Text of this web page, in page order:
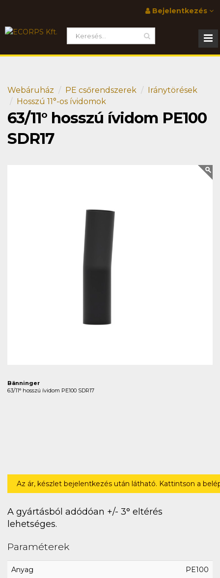
Bejelentkezés
Webáruház PE csőrendszerek
Iránytörések
Hosszú 11°-os ívidomok
63/11° hosszú ívidom PE100
SDR17
Bänninger
63/11° hosszú ívidom PE100 SDR17
Az ár, készlet bejelentkezés után látható. Kattintson a
A gyártásból adódóan +/- 3° eltérés
lehetséges.
Paraméterek
Anyag PE100